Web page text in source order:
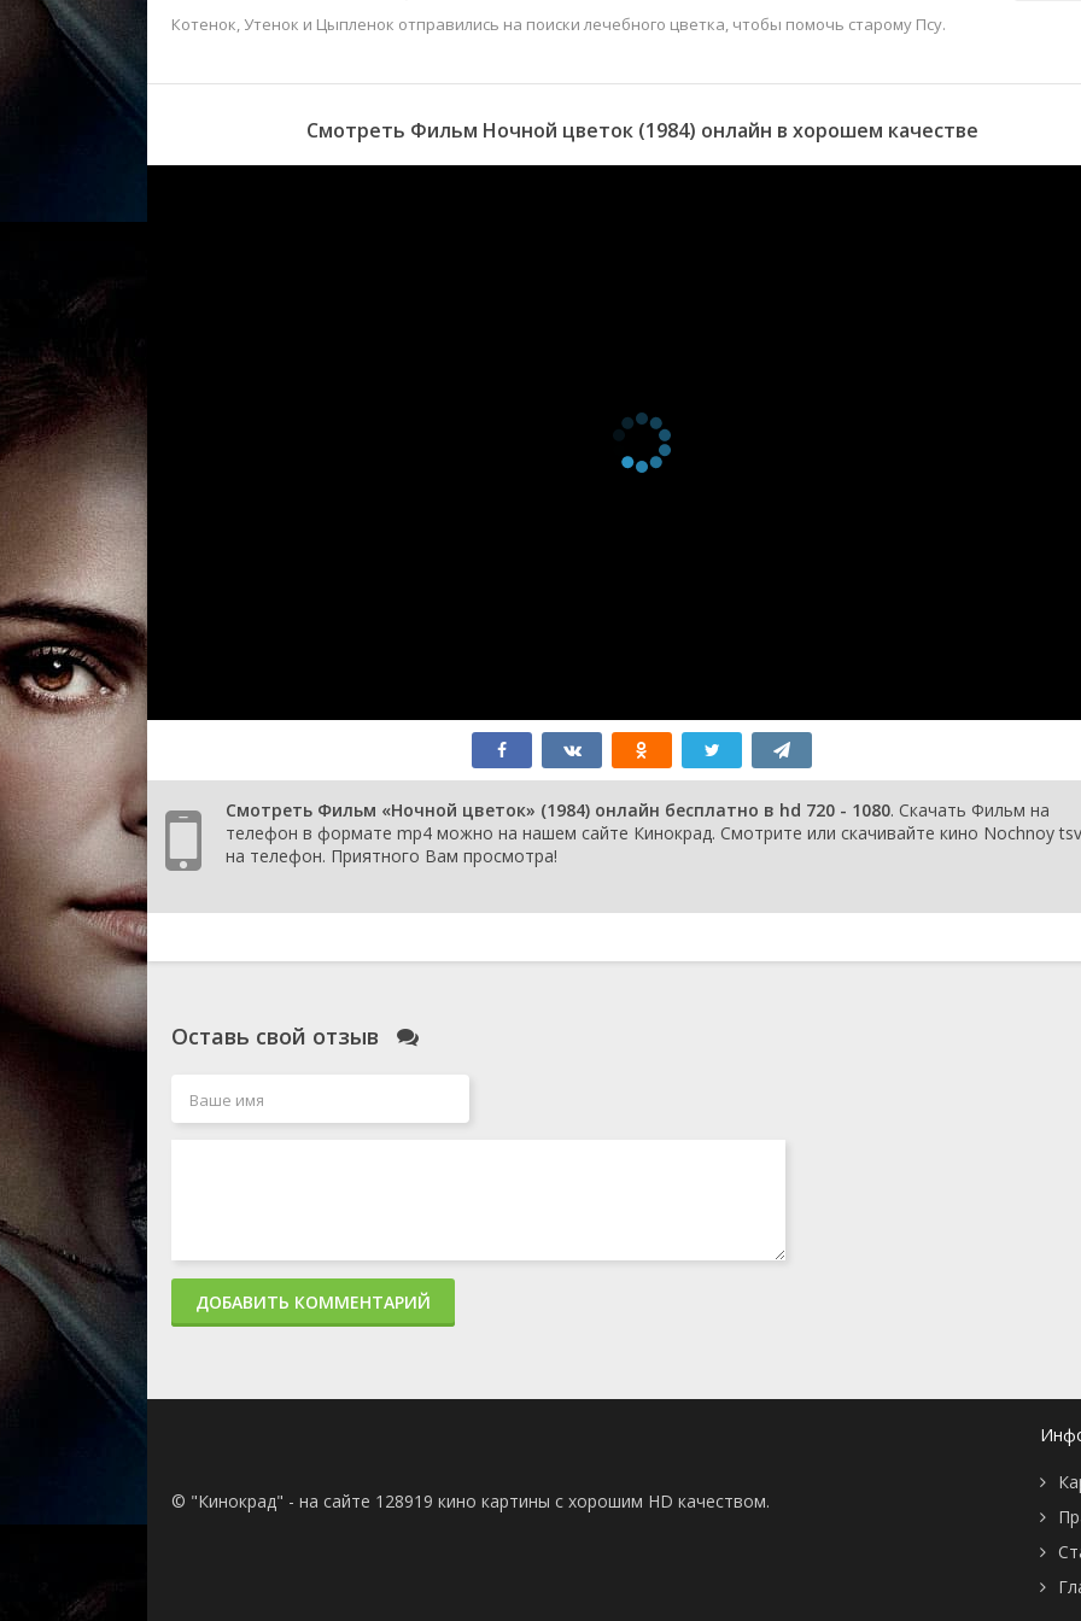
Котенок, Утенок и Цыпленок отправились на поиски лечебного цветка, чтобы помочь старому Псу.
Смотреть Фильм Ночной цветок (1984) онлайн в хорошем качестве
Смотреть Фильм «Ночной цветок» (1984) онлайн бесплатно в hd 720 - 1080. Скачать Фильм на
телефон в формате mp4 можно на нашем сайте Кинокрад. Смотрите или скачивайте кино Nochnoy
на телефон. Приятного Вам просмотра!
Оставь свой отзыв
ДОБАВИТЬ КОММЕНТАРИЙ
© "Кинокрад" - на сайте 128919 кино картины с хорошим HD качеством.